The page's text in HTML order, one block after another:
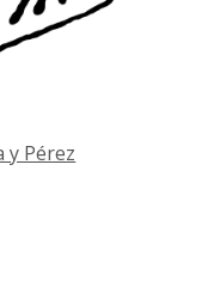
y Pérez